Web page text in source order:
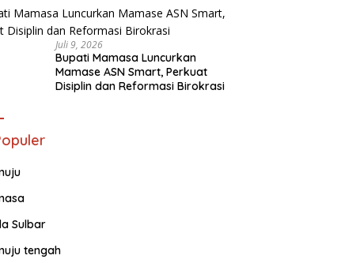
Juli 9, 2026
Bupati Mamasa Luncurkan
Mamase ASN Smart, Perkuat
Disiplin dan Reformasi Birokrasi
Sulbar
tengah